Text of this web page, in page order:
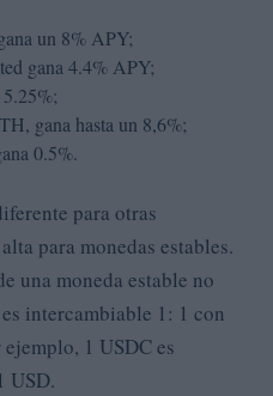
un 8% APY;
gana 4.4% APY;
gana hasta un 8,6%;
0.5%.
para otras
para monedas estables.
una moneda estable no
intercambiable 1: 1 con
1 USDC es
USD.